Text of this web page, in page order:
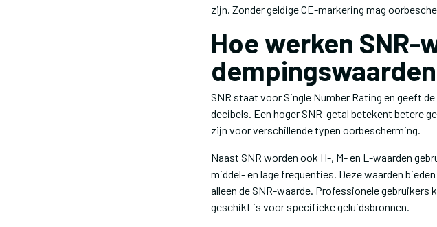
zijn. Zonder geldige CE-markering mag
Hoe werken SNR-
SNR staat voor Single Number Rating en geeft
decibels. Een hoger SNR-getal betekent betere
zijn voor verschillende typen oorbescherming.
Naast SNR worden ook H-, M- en L-waarden
middel- en lage frequenties. Deze waarden
alleen de SNR-waarde. Professionele
geschikt is voor specifieke geluidsbronnen.